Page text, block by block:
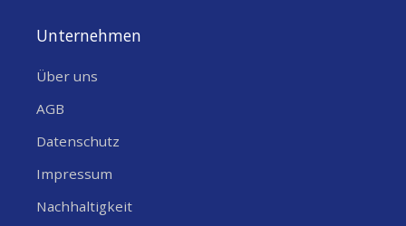
Unternehmen
Über uns
AGB
Datenschutz
Impressum
Nachhaltigkeit